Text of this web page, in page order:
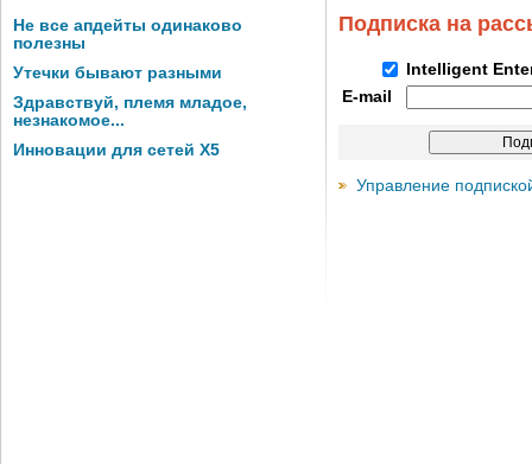
Не все апдейты одинаково
полезны
Утечки бывают разными
Здравствуй, племя младое,
незнакомое...
Инновации для сетей X5
Подписка на
Intelligent
E-mail
Управление